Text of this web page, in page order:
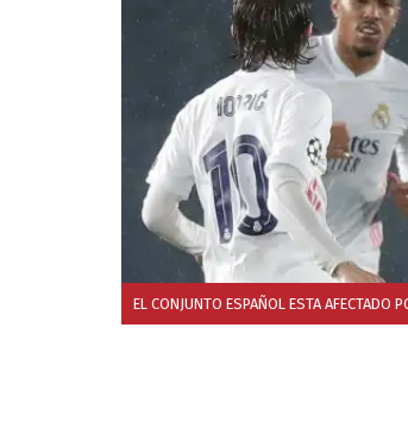
EL CONJUNTO ESPAÑOL ESTA AFECTADO